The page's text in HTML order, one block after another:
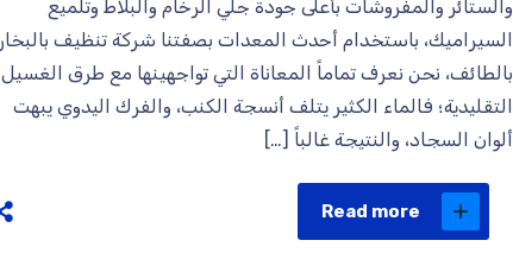
والستائر والمفروشات بأعلى جودة جلي الرخام والبلاط وتلميع
السيراميك، باستخدام أحدث المعدات بصفتنا شركة تنظيف بالبخار
بالطائف، نحن نعرف تماماً المعاناة التي تواجهينها مع طرق الغسيل
التقليدية؛ فالماء الكثير يتلف أنسجة الكنب، والفرك اليدوي يبهت
ألوان السجاد، والنتيجة غالباً […]
Read more